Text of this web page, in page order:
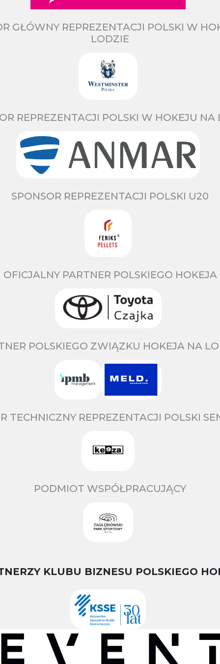
GŁÓWNY REPREZENTACJI POLSKI W
LODZIE
REPREZENTACJI POLSKI W HOKEJU NA
SPONSOR REPREZENTACJI POLSKI U20
OFICJALNY PARTNER POLSKIEGO HOKEJA
POLSKIEGO ZWIĄZKU HOKEJA NA
TECHNICZNY REPREZENTACJI POLSKI
PODMIOT WSPÓŁPRACUJĄCY
KLUBU BIZNESU POLSKIEGO